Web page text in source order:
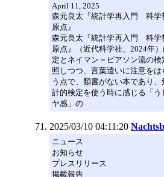
April 11, 2025
森元良太『統計学再入門 科学
原点』
森元良太『統計学再入門 科学
原点』（近代科学社、2024年
定とネイマン＝ピアソン流の
照しつつ、言葉遣いに注意を
う点で、類書がない本であり
計的検定を使う時に感じる「
ヤ感」の
2025/03/10 04:11:20
ニュース
お知らせ
プレスリリース
掲載報告